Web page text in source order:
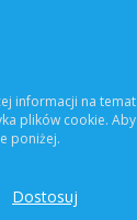
końca listy.
informacji na temat
plików cookie. Aby
poniżej.
Dostosuj